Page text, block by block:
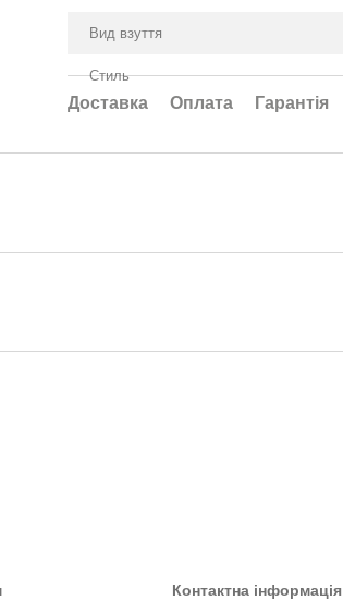
Вид взуття
Стиль
Доставка Оплата Гарантія
Контактна інформація